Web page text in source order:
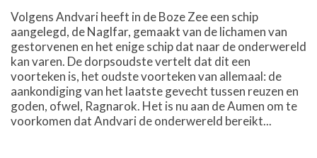
Volgens Andvari heeft in de Boze Zee een schip
aangelegd, de Naglfar, gemaakt van de lichamen van
gestorvenen en het enige schip dat naar de onderwereld
kan varen. De dorpsoudste vertelt dat dit een
voorteken is, het oudste voorteken van allemaal: de
aankondiging van het laatste gevecht tussen reuzen en
goden, ofwel, Ragnarok. Het is nu aan de Aumen om te
voorkomen dat Andvari de onderwereld bereikt...